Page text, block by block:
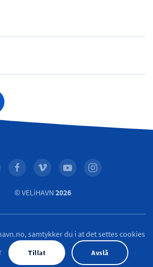
© VELiHAVN 2026
samtykker du i at det settes cookies
Tillat Avslå